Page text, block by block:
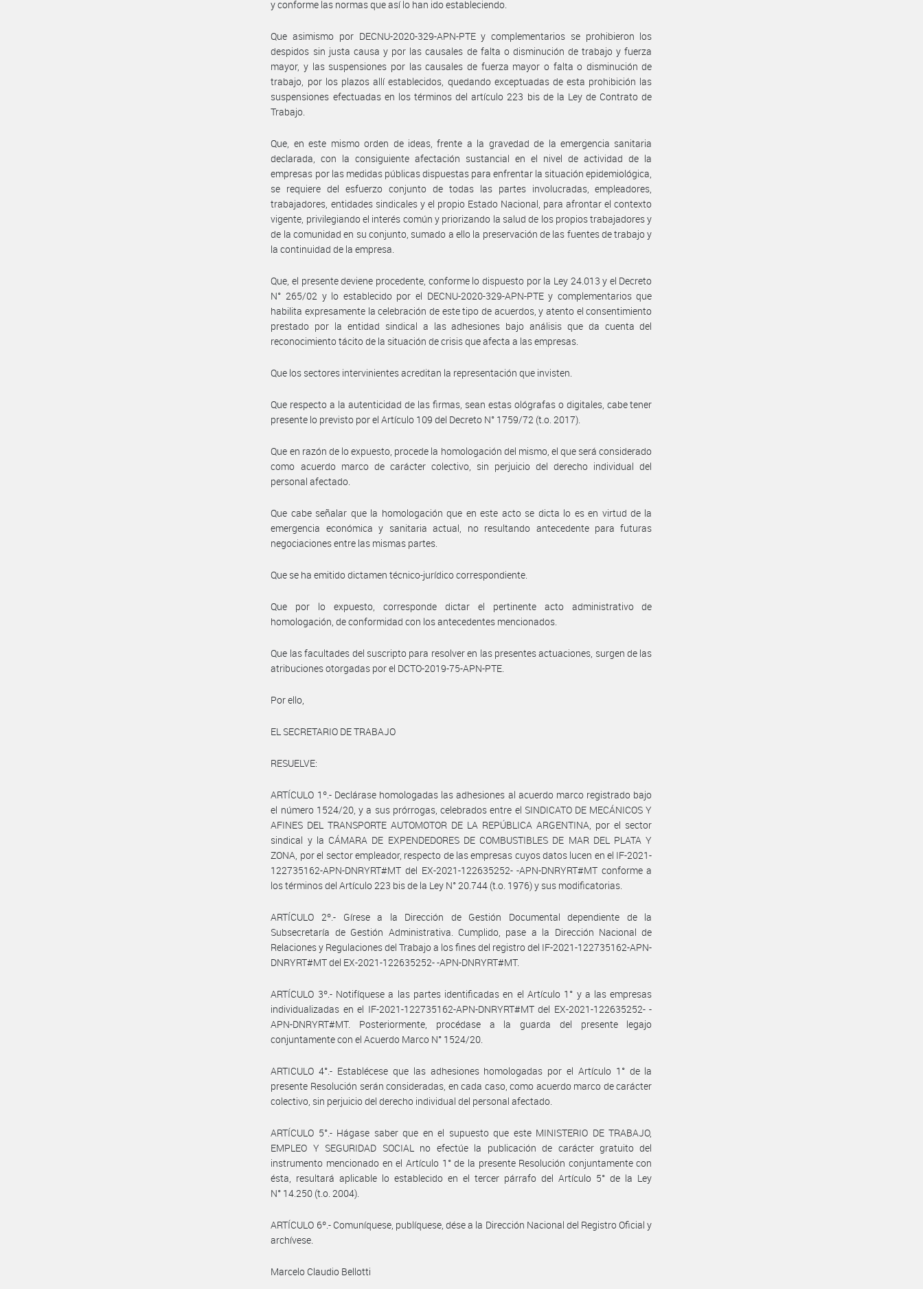
y conforme las normas que así lo han ido estableciendo.
Que asimismo por DECNU-2020-329-APN-PTE y complementarios se prohibieron los
despidos sin justa causa y por las causales de falta o disminución de trabajo y fuerza
mayor, y las suspensiones por las causales de fuerza mayor o falta o disminución de
trabajo, por los plazos allí establecidos, quedando exceptuadas de esta prohibición las
suspensiones efectuadas en los términos del artículo 223 bis de la Ley de Contrato de
Trabajo.
Que, en este mismo orden de ideas, frente a la gravedad de la emergencia sanitaria
declarada, con la consiguiente afectación sustancial en el nivel de actividad de la
empresas por las medidas públicas dispuestas para enfrentar la situación epidemiológica,
se requiere del esfuerzo conjunto de todas las partes involucradas, empleadores,
trabajadores, entidades sindicales y el propio Estado Nacional, para afrontar el contexto
vigente, privilegiando el interés común y priorizando la salud de los propios trabajadores y
de la comunidad en su conjunto, sumado a ello la preservación de las fuentes de trabajo y
la continuidad de la empresa.
Que, el presente deviene procedente, conforme lo dispuesto por la Ley 24.013 y el Decreto
N° 265/02 y lo establecido por el DECNU-2020-329-APN-PTE y complementarios que
habilita expresamente la celebración de este tipo de acuerdos, y atento el consentimiento
prestado por la entidad sindical a las adhesiones bajo análisis que da cuenta del
reconocimiento tácito de la situación de crisis que afecta a las empresas.
Que los sectores intervinientes acreditan la representación que invisten.
Que respecto a la autenticidad de las firmas, sean estas ológrafas o digitales, cabe tener
presente lo previsto por el Artículo 109 del Decreto N° 1759/72 (t.o. 2017).
Que en razón de lo expuesto, procede la homologación del mismo, el que será considerado
como acuerdo marco de carácter colectivo, sin perjuicio del derecho individual del
personal afectado.
Que cabe señalar que la homologación que en este acto se dicta lo es en virtud de la
emergencia económica y sanitaria actual, no resultando antecedente para futuras
negociaciones entre las mismas partes.
Que se ha emitido dictamen técnico-jurídico correspondiente.
Que por lo expuesto, corresponde dictar el pertinente acto administrativo de
homologación, de conformidad con los antecedentes mencionados.
Que las facultades del suscripto para resolver en las presentes actuaciones, surgen de las
atribuciones otorgadas por el DCTO-2019-75-APN-PTE.
Por ello,
EL SECRETARIO DE TRABAJO
RESUELVE:
ARTÍCULO 1º.- Declárase homologadas las adhesiones al acuerdo marco registrado bajo
el número 1524/20, y a sus prórrogas, celebrados entre el SINDICATO DE MECÁNICOS Y
AFINES DEL TRANSPORTE AUTOMOTOR DE LA REPÚBLICA ARGENTINA, por el sector
sindical y la CÁMARA DE EXPENDEDORES DE COMBUSTIBLES DE MAR DEL PLATA Y
ZONA, por el sector empleador, respecto de las empresas cuyos datos lucen en el IF-2021-
122735162-APN-DNRYRT#MT del EX-2021-122635252- -APN-DNRYRT#MT conforme a
los términos del Artículo 223 bis de la Ley N° 20.744 (t.o. 1976) y sus modificatorias.
ARTÍCULO 2º.- Gírese a la Dirección de Gestión Documental dependiente de la
Subsecretaría de Gestión Administrativa. Cumplido, pase a la Dirección Nacional de
Relaciones y Regulaciones del Trabajo a los fines del registro del IF-2021-122735162-APN-
DNRYRT#MT del EX-2021-122635252- -APN-DNRYRT#MT.
ARTÍCULO 3º.- Notifíquese a las partes identificadas en el Artículo 1° y a las empresas
individualizadas en el IF-2021-122735162-APN-DNRYRT#MT del EX-2021-122635252- -
APN-DNRYRT#MT. Posteriormente, procédase a la guarda del presente legajo
conjuntamente con el Acuerdo Marco N° 1524/20.
ARTICULO 4°.- Establécese que las adhesiones homologadas por el Artículo 1° de la
presente Resolución serán consideradas, en cada caso, como acuerdo marco de carácter
colectivo, sin perjuicio del derecho individual del personal afectado.
ARTÍCULO 5°.- Hágase saber que en el supuesto que este MINISTERIO DE TRABAJO,
EMPLEO Y SEGURIDAD SOCIAL no efectúe la publicación de carácter gratuito del
instrumento mencionado en el Artículo 1° de la presente Resolución conjuntamente con
ésta, resultará aplicable lo establecido en el tercer párrafo del Artículo 5° de la Ley
N° 14.250 (t.o. 2004).
ARTÍCULO 6º.- Comuníquese, publíquese, dése a la Dirección Nacional del Registro Oficial y
archívese.
Marcelo Claudio Bellotti